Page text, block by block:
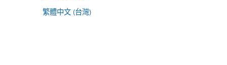
繁體中文 (台灣)